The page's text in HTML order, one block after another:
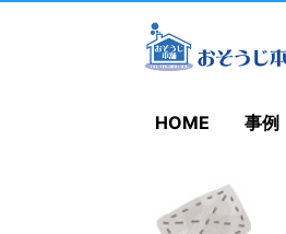
HOME 事例